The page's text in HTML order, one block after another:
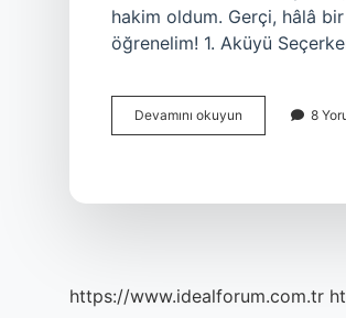
hakim oldum. Gerçi, hâlâ
öğrenelim! 1. Aküyü
Devamını okuyun
akü
8
https://www.idealforum.com.tr